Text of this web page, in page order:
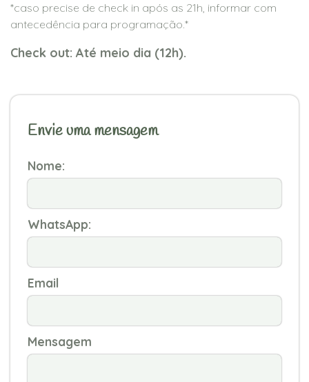
*caso precise de check in após as 21h, informar com
antecedência para programação.*
Check out: Até meio dia (12h).
Envie uma mensagem
Nome:
WhatsApp:
Email
Mensagem